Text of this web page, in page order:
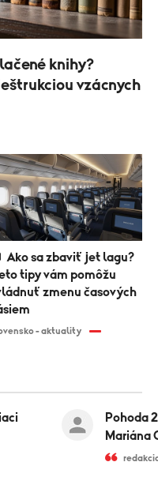
tipy vám pomôžu
zmenu časových
- aktuality
knihy?
vzácnych
Pohoda
Mariána